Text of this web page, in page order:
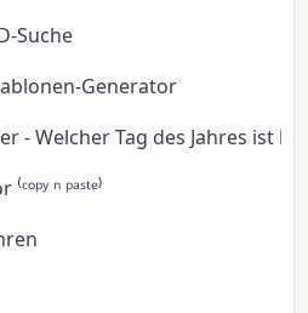
Suche
Generator
- Welcher Tag des Jahres ist
ⁿ ᵖᵃˢᵗᵉ⁾